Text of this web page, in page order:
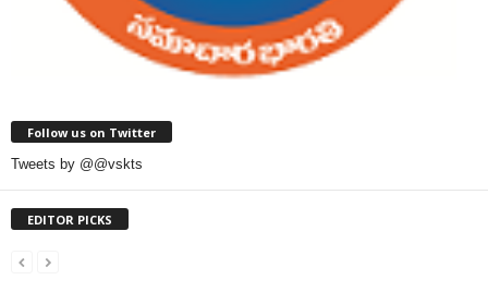
Follow us on Twitter
Tweets by @@vskts
EDITOR PICKS